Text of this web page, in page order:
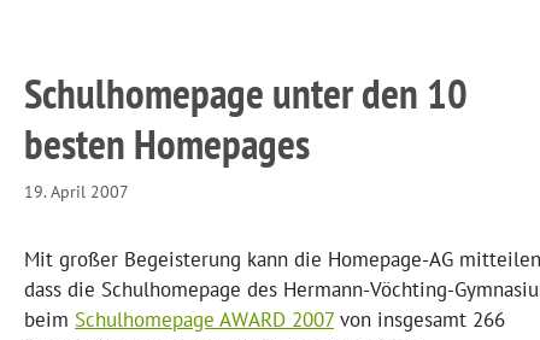
Schulhomepage unter den 10
besten Homepages
19. April 2007
Mit großer Begeisterung kann die Homepage-AG
dass die Schulhomepage des Hermann-Vöchting-
beim Schulhomepage AWARD 2007 von insgesamt 266